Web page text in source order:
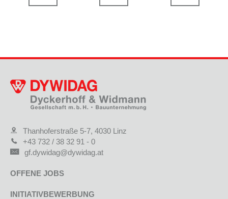
Thanhoferstraße 5-7, 4030 Linz
+43 732 / 38 32 91 - 0
gf.dywidag@dywidag.at
OFFENE JOBS
INITIATIVBEWERBUNG